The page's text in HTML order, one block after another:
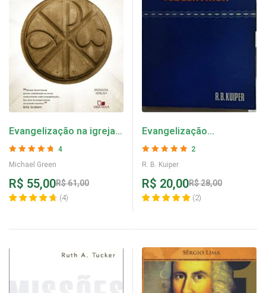
Evangelização na igreja
primitiva – Michael Green
4
Michael Green
R$61,00
R$ 55,00
(4)
Evangelização
Teocêntrica – R. B. Kuiper
2
R. B. Kuiper
R$28,00
R$ 20,00
(2)